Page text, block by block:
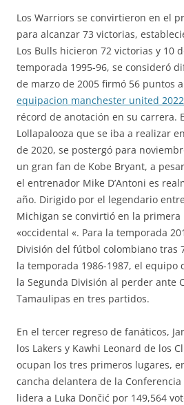
Los Warriors se convirtieron en el
para alcanzar 73 victorias,
Los Bulls hicieron 72 victorias y 10
temporada 1995-96, se consideró
de marzo de 2005 firmó 56 puntos
equipacion manchester united 2022
récord de anotación en su carrera.
Lollapalooza que se iba a realizar
de 2020, se postergó para
un gran fan de Kobe Bryant, a
el entrenador Mike D’Antoni es
año. Dirigido por el legendario
Michigan se convirtió en la primera
«occidental «. Para la temporada
División del fútbol colombiano tras
la temporada 1986-1987, el equipo
la Segunda División al perder ante
Tamaulipas en tres partidos.
En el tercer regreso de fanáticos,
los Lakers y Kawhi Leonard de los
ocupan los tres primeros lugares,
cancha delantera de la Conferencia
lidera a Luka Dončić por 149,564